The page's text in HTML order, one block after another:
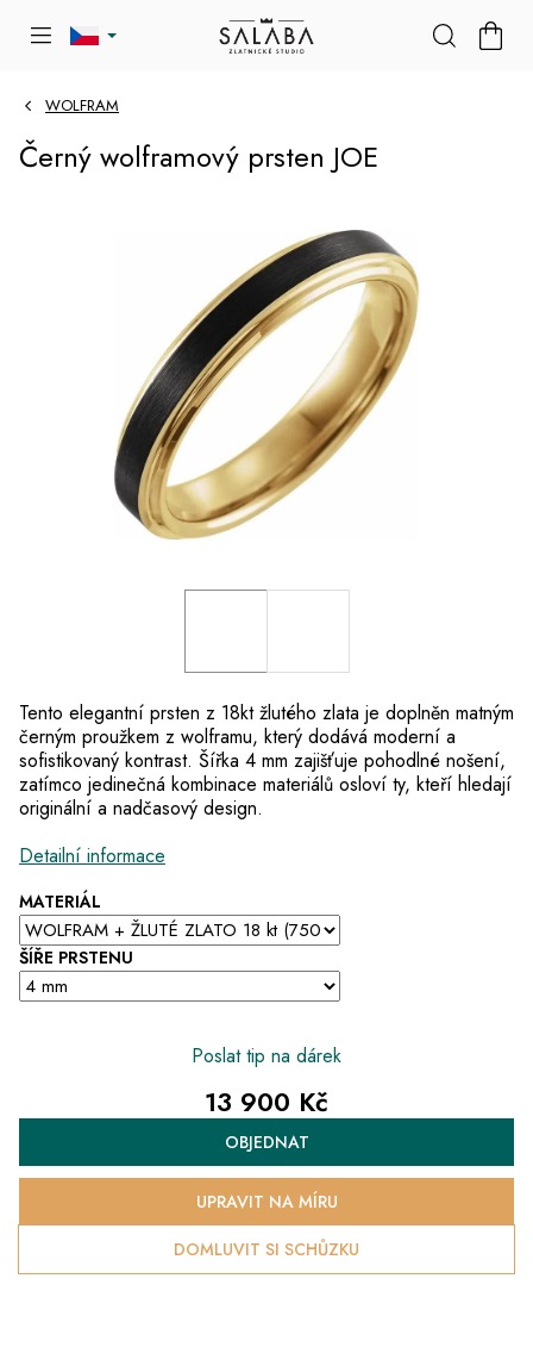
WOLFRAM
Černý wolframový prsten JOE
MATERIÁL
ŠÍŘE PRSTENU
Tento elegantní prsten z 18kt žlutého zlata je doplněn matným
černým proužkem z wolframu, který dodává moderní a
sofistikovaný kontrast. Šířka 4 mm zajišťuje pohodlné nošení,
zatímco jedinečná kombinace materiálů osloví ty, kteří hledají
originální a nadčasový design.
Detailní informace
Poslat tip na dárek
13 900 Kč
Měrná
cena:
OBJEDNAT
DOMLUVIT SI SCHŮZKU
UPRAVIT NA MÍRU